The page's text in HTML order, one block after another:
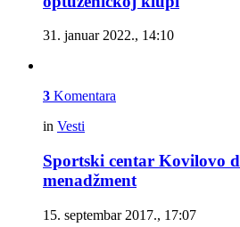
31. januar 2022., 14:10
3 Komentara
in Vesti
Sportski centar Kovilovo
menadžment
15. septembar 2017., 17:07